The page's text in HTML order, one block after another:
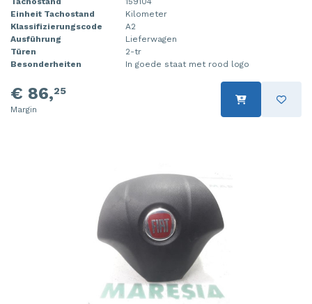
Einheit Tachostand
Kilometer
Klassifizierungscode
A2
Ausführung
Lieferwagen
Türen
2-tr
Besonderheiten
In goede staat met rood logo
€ 86,25
Margin